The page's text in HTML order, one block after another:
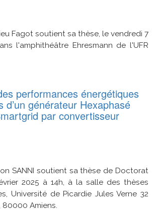
Fagot soutient sa thèse, le vendredi 7
l'amphithéâtre Ehresmann de l'UFR
performances énergétiques
d’un générateur Hexaphasé
par convertisseur
SANNI soutient sa thèse de Doctorat
2025 à 14h, à la salle des thèses
Université de Picardie Jules Verne 32
80000 Amiens.